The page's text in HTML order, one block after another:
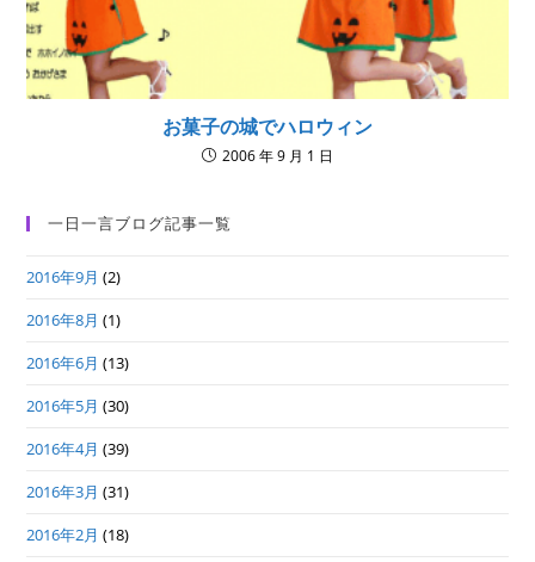
お菓子の城でハロウィン
2006 年 9 月 1 日
一日一言ブログ記事一覧
2016年9月 (2)
2016年8月 (1)
2016年6月 (13)
2016年5月 (30)
2016年4月 (39)
2016年3月 (31)
2016年2月 (18)